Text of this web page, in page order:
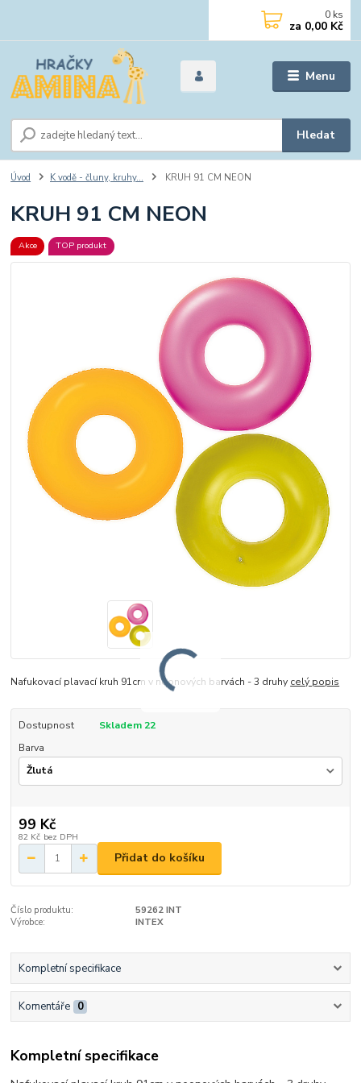
Menu
Hledat
0 ks
za 0,00 Kč
Úvod K vodě - čluny, kruhy... KRUH 91 CM NEON
KRUH 91 CM NEON
Akce TOP produkt
Nafukovací plavací kruh 91cm v neonových barvách - 3 druhy celý popis
Dostupnost
Skladem 22
Barva
99 Kč
82 Kč bez DPH
Přidat do košíku
Číslo produktu:
59262 INT
Výrobce:
INTEX
Kompletní specifikace
Komentáře 0
Kompletní specifikace